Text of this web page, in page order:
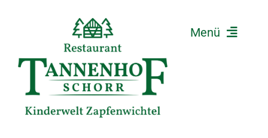
Menü